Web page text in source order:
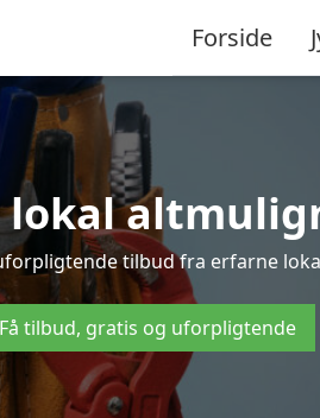
Forside
tilbud fra erfarne
Få tilbud, gratis og uforpligtende